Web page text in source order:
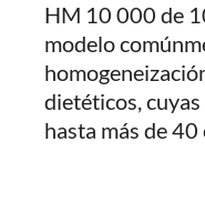
HM 10 000 de
modelo
dietéticos,
hasta más de